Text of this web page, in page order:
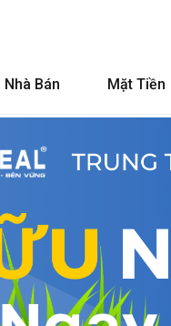
Nhà Bán Mặt Tiền